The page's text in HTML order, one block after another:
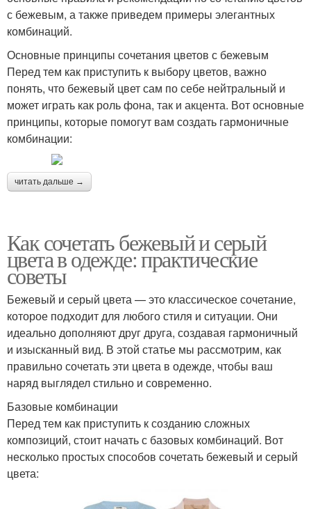
с бежевым, а также приведем примеры элегантных
комбинаций.
Основные принципы сочетания цветов с бежевым
Перед тем как приступить к выбору цветов, важно
понять, что бежевый цвет сам по себе нейтральный и
может играть как роль фона, так и акцента. Вот основные
принципы, которые помогут вам создать гармоничные
комбинации:
читать дальше →
Как сочетать бежевый и серый
цвета в одежде: практические
советы
Бежевый и серый цвета — это классическое сочетание,
которое подходит для любого стиля и ситуации. Они
идеально дополняют друг друга, создавая гармоничный
и изысканный вид. В этой статье мы рассмотрим, как
правильно сочетать эти цвета в одежде, чтобы ваш
наряд выглядел стильно и современно.
Базовые комбинации
Перед тем как приступить к созданию сложных
композиций, стоит начать с базовых комбинаций. Вот
несколько простых способов сочетать бежевый и серый
цвета: